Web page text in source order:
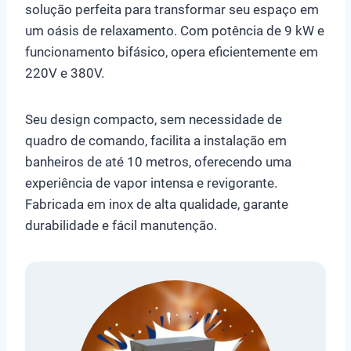
solução perfeita para transformar seu espaço em
um oásis de relaxamento. Com potência de 9 kW e
funcionamento bifásico, opera eficientemente em
220V e 380V.
Seu design compacto, sem necessidade de
quadro de comando, facilita a instalação em
banheiros de até 10 metros, oferecendo uma
experiência de vapor intensa e revigorante.
Fabricada em inox de alta qualidade, garante
durabilidade e fácil manutenção.